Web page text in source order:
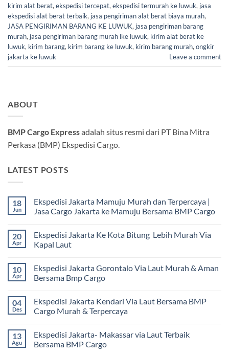
kirim alat berat, ekspedisi tercepat, ekspedisi termurah ke luwuk, jasa
ekspedisi alat berat terbaik, jasa pengiriman alat berat biaya murah,
JASA PENGIRIMAN BARANG KE LUWUK, jasa pengiriman barang
murah, jasa pengiriman barang murah lke luwuk, kirim alat berat ke
luwuk, kirim barang, kirim barang ke luwuk, kirim barang murah, ongkir
jakarta ke luwuk
Leave a comment
ABOUT
BMP Cargo Expressadalah situs resmi dari PT Bina Mitra
Perkasa (BMP) Ekspedisi Cargo.
LATEST POSTS
18
Jun
Ekspedisi Jakarta Mamuju Murah dan Terpercaya |
Jasa Cargo Jakarta ke Mamuju Bersama BMP Cargo
komentar
pada
Ekspedisi
Murah
dan
Terpercaya
Cargo
Jakarta
ke
BMP
Cargo
20
Apr
Ekspedisi Jakarta Ke Kota Bitung Lebih Murah Via
Kapal Laut
komentar
pada
Ekspedisi
Kota
Bitung
Lebih
Kapal
Laut
10
Apr
Ekspedisi Jakarta Gorontalo Via Laut Murah & Aman
Bersama Bmp Cargo
komentar
pada
Ekspedisi
Via
Laut
Murah
04
Des
Ekspedisi Jakarta Kendari Via Laut Bersama BMP
Cargo Murah & Terpercaya
komentar
pada
Ekspedisi
13
Agu
Ekspedisi Jakarta- Makassar via Laut Terbaik
Bersama BMP Cargo